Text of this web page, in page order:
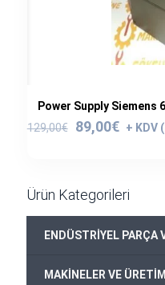
Power Supply Siemens
129,00€
Orijinal
89,00€
Ürün Kategorileri
ENDÜSTRİYEL PARÇA
MAKİNELER VE